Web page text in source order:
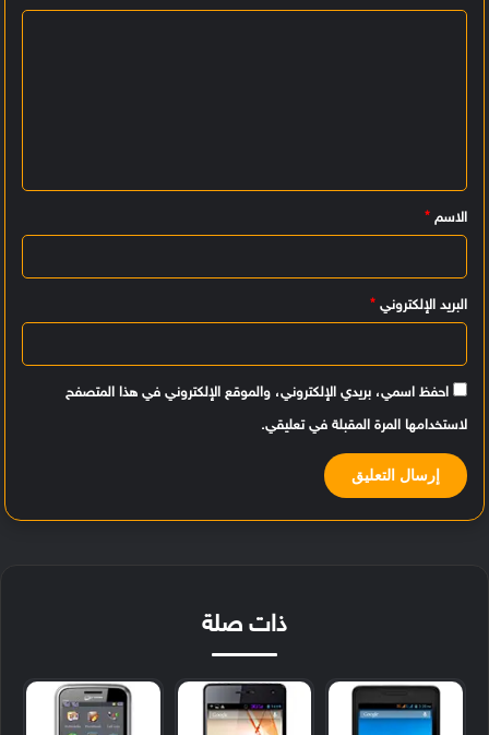
ي
ق
الاسم *
البريد الإلكتروني *
احفظ اسمي، بريدي الإلكتروني، والموقع الإلكتروني في هذا المتصفح
لاستخدامها المرة المقبلة في تعليقي.
ذات صلة